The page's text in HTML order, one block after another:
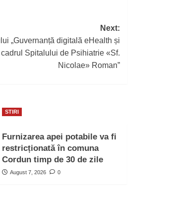
Next:
„Guvernanță digitală eHealth și
Spitalului de Psihiatrie «Sf.
Nicolae» Roman”
STIRI
Furnizarea apei potabile va fi
restricționată în comuna
Cordun timp de 30 de zile
August 7, 2026 0